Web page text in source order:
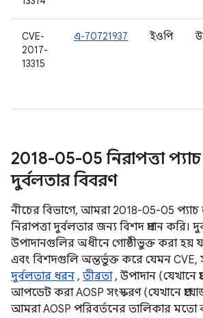
CVE-
2017-
13315
এ-70721937 ইওপি
2018-05-05 নিরাপত্তা প্যাচ
দুর্বলতার বিবরণ
নীচের বিভাগে, আমরা 2018-05-05 প্যাচ
নিরাপত্তা দুর্বলতার জন্য বিশদ প্রদান করি।
উপাদানগুলির অধীনে গোষ্ঠীভুক্ত করা হয় যা
এবং বিশদগুলি অন্তর্ভুক্ত করে যেমন CVE,
দুর্বলতার ধরন , তীব্রতা, উপাদান (যেখানে
আপডেট করা AOSP সংস্করণ (যেখানে
আমরা AOSP পরিবর্তনের তালিকার